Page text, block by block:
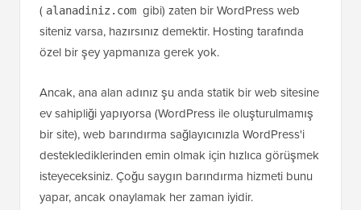
( alanadiniz.com gibi) zaten bir WordPress web
siteniz varsa, hazırsınız demektir. Hosting tarafında
özel bir şey yapmanıza gerek yok.
Ancak, ana alan adınız şu anda statik bir web sitesine
ev sahipliği yapıyorsa (WordPress ile oluşturulmamış
bir site), web barındırma sağlayıcınızla WordPress'i
desteklediklerinden emin olmak için hızlıca görüşmek
isteyeceksiniz. Çoğu saygın barındırma hizmeti bunu
yapar, ancak onaylamak her zaman iyidir.